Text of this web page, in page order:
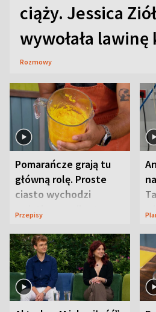
ciąży. Jessica
wywołała
Rozmowy
Pomarańcze grają tu
główną rolę. Proste
ciasto wychodzi
wyjątkowo wilgotne
Przepisy